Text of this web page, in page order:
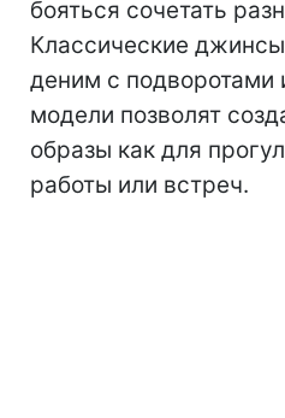
бояться сочетать
Классические
деним с
модели позволят
образы как для
работы или встреч.